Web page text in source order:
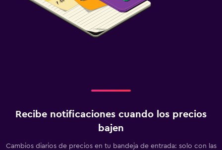
Recibe notificaciones cuando los precios
bajen
Cambios diarios de precios en tu bandeja de entrada: solo con las